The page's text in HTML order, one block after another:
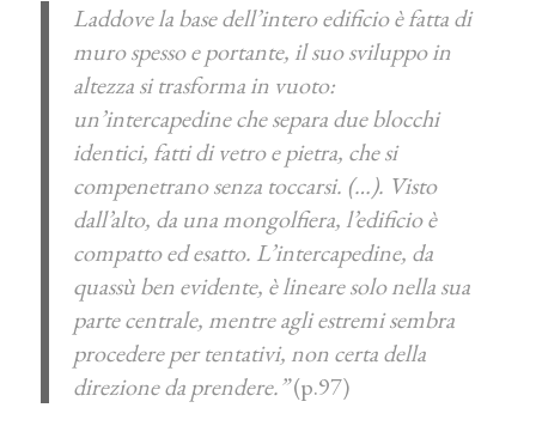
Laddove la base dell’intero edificio è fatta di
muro spesso e portante, il suo sviluppo in
altezza si trasforma in vuoto:
un’intercapedine che separa due blocchi
identici, fatti di vetro e pietra, che si
compenetrano senza toccarsi. (…). Visto
dall’alto, da una mongolfiera, l’edificio è
compatto ed esatto. L’intercapedine, da
quassù ben evidente, è lineare solo nella sua
parte centrale, mentre agli estremi sembra
procedere per tentativi, non certa della
direzione da prendere.”(p.97)